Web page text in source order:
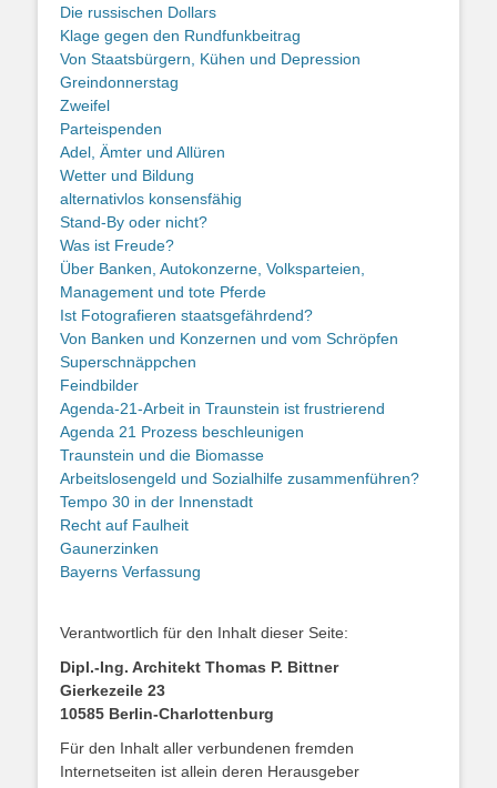
Die russischen Dollars
Klage gegen den Rundfunkbeitrag
Von Staatsbürgern, Kühen und Depression
Greindonnerstag
Zweifel
Parteispenden
Adel, Ämter und Allüren
Wetter und Bildung
alternativlos konsensfähig
Stand-By oder nicht?
Was ist Freude?
Über Banken, Autokonzerne, Volksparteien,
Management und tote Pferde
Ist Fotografieren staatsgefährdend?
Von Banken und Konzernen und vom Schröpfen
Superschnäppchen
Feindbilder
Agenda-21-Arbeit in Traunstein ist frustrierend
Agenda 21 Prozess beschleunigen
Traunstein und die Biomasse
Arbeitslosengeld und Sozialhilfe zusammenführen?
Tempo 30 in der Innenstadt
Recht auf Faulheit
Gaunerzinken
Bayerns Verfassung
Verantwortlich für den Inhalt dieser Seite:
Dipl.-Ing. Architekt Thomas P. Bittner
Gierkezeile 23
10585 Berlin-Charlottenburg
Für den Inhalt aller verbundenen fremden
Internetseiten ist allein deren Herausgeber